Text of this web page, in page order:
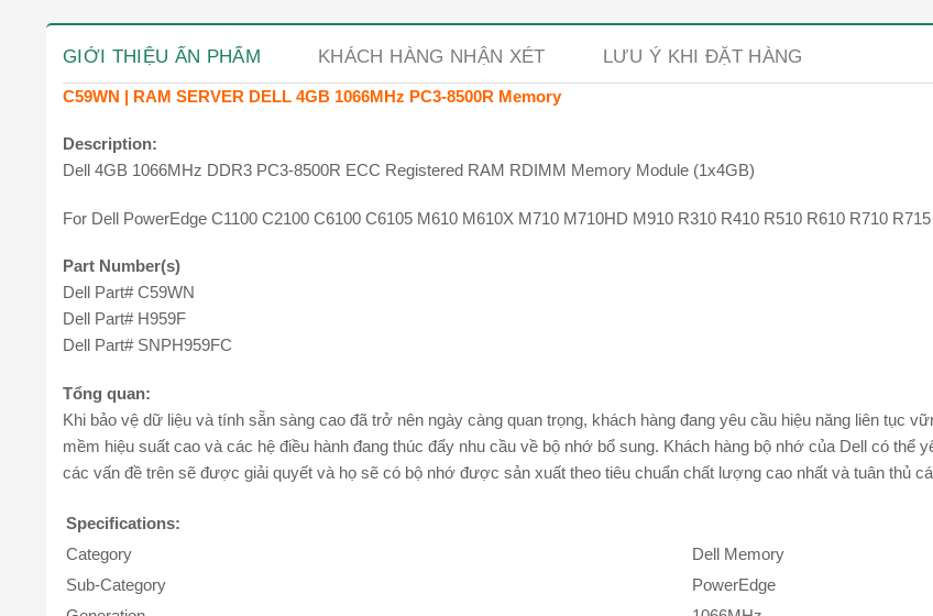
GIỚI THIỆU ẤN PHẨM KHÁCH HÀNG NHẬN XÉT LƯU Ý KHI ĐẶT HÀNG
C59WN | RAM SERVER DELL 4GB 1066MHz PC3-8500R Memory
Description:
Dell 4GB 1066MHz DDR3 PC3-8500R ECC Registered RAM RDIMM Memory Module (1x4GB)
For Dell PowerEdge C1100 C2100 C6100 C6105 M610 M610X M710 M710HD M910 R310 R410 R510 R610 R710
Part Number(s)
Dell Part# C59WN
Dell Part# H959F
Dell Part# SNPH959FC
Tổng quan:
Khi bảo vệ dữ liệu và tính sẵn sàng cao đã trở nên ngày càng quan trọng, khách hàng đang yêu cầu hiệu năng liên tục
mềm hiệu suất cao và các hệ điều hành đang thúc đẩy nhu cầu về bộ nhớ bổ sung. Khách hàng bộ nhớ của Dell có
các vấn đề trên sẽ được giải quyết và họ sẽ có bộ nhớ được sản xuất theo tiêu chuẩn chất lượng cao nhất và tuân thủ
Specifications:
Category
Dell Memory
Sub-Category
PowerEdge